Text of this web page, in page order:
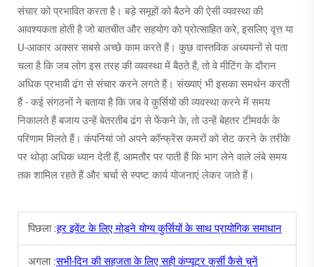
संचार को प्रभावित करता है। बड़े समूहों को बैठने की ऐसी व्यवस्था की
आवश्यकता होती है जो बातचीत और सहयोग को प्रोत्साहित करे, इसलिए वृत्त या
U-आकार अक्सर सबसे अच्छे काम करते हैं। कुछ वास्तविक अध्ययनों से पता
चला है कि जब लोग इस तरह की व्यवस्था में बैठते हैं, तो वे मीटिंग के दौरान
अधिक प्रभावी ढंग से संचार करने लगते हैं। संख्याएं भी इसका समर्थन करती
हैं - कई संगठनों ने बताया है कि जब वे कुर्सियों की व्यवस्था करने में समय
निकालते हैं बजाय उन्हें बेतरतीब ढंग से फेंकने के, तो उन्हें बेहतर टीमवर्क के
परिणाम मिलते हैं। कंपनियां जो अपने कॉन्फ्रेंस कमरों को सेट करने के तरीके
पर थोड़ा अधिक ध्यान देती हैं, आमतौर पर पाती हैं कि भाग लेने वाले लंबे समय
तक शामिल रहते हैं और चर्चा से स्पष्ट कार्य योजनाएं लेकर जाते हैं।
पिछला :हर इवेंट के लिए मोड़ने योग्य कुर्सियों के साथ प्रायोगिक समाधान
अगला :सभी-दिन की सहजता के लिए सही कंप्यूटर कुर्सी कैसे चुनें